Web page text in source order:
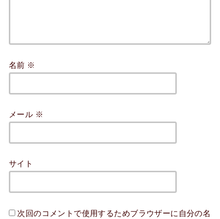
名前 ※
メール ※
サイト
次回のコメントで使用するためブラウザーに自分の名